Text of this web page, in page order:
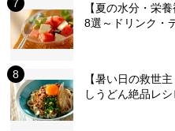
【夏の水分・栄
8選～ドリンク・
【暑い日の救世
しうどん絶品レ